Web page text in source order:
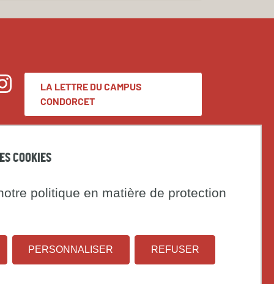
COOKIES
politique en matière de protection
REFUSER
PERSONNALISER
LA LETTRE DU CAMPUS
CONDORCET
Espace presse
Institut
national
Université
Paris